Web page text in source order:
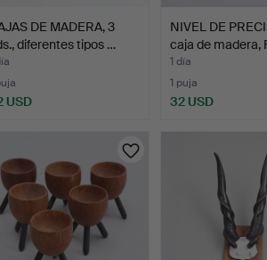
DE MADERA, 3
diferentes tipos …
USD
NIVEL DE
caja de madera,
1 día
1 puja
32 USD